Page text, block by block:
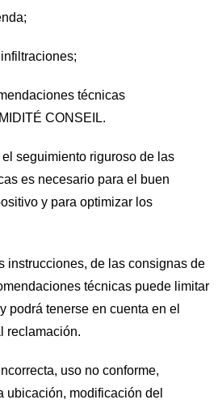
técnicas
CONSEIL.
seguimiento riguroso de las
es necesario para el buen
y para optimizar los
instrucciones, de las consignas de
técnicas puede limitar
podrá tenerse en cuenta en el
reclamación.
uso no conforme,
ubicación, modificación del